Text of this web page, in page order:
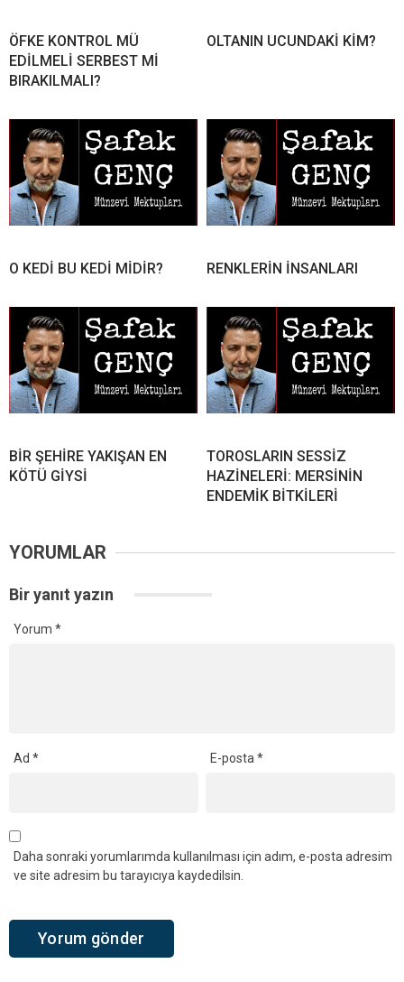
ÖFKE KONTROL MÜ
EDİLMELİ SERBEST Mİ
BIRAKILMALI?
OLTANIN UCUNDAKİ KİM?
O KEDİ BU KEDİ MİDİR? RENKLERİN İNSANLARI
BİR ŞEHİRE YAKIŞAN EN
KÖTÜ GİYSİ
TOROSLARIN SESSİZ
HAZİNELERİ: MERSİNİN
ENDEMİK BİTKİLERİ
YORUMLAR
Bir yanıt yazın
Yorum *
Ad * E-posta*
Daha sonraki yorumlarımda kullanılması için adım, e-posta adresim
ve site adresim bu tarayıcıya kaydedilsin.